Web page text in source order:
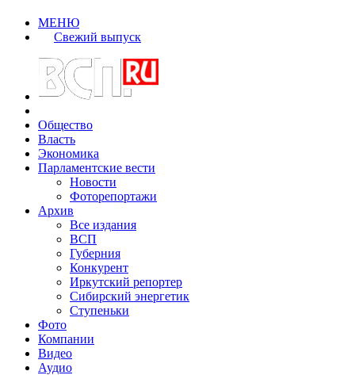
МЕНЮ
Свежий выпуск
Общество
Власть
Экономика
Парламентские вести
Новости
Фоторепортажи
Архив
Все издания
ВСП
Губерния
Конкурент
Иркутский репортер
Сибирский энергетик
Ступеньки
Фото
Компании
Видео
Аудио